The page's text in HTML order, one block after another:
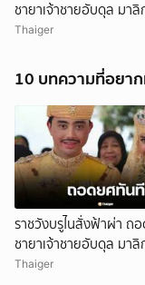
ชายาเจ้าชายอับดุล มา
อ้างพฤติกรรมกระทบพระ
Thaiger
10 บทความที่อยา
ราชวังบรูไนสั่งฟ้าผ่า ถ
ชายาเจ้าชายอับดุล มา
อ้างพฤติกรรมกระทบพระ
Thaiger